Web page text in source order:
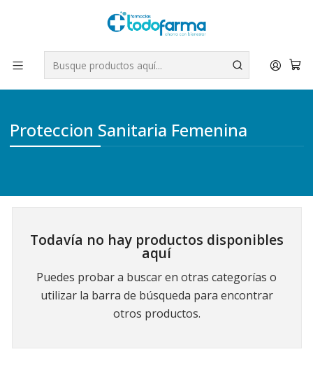
Tus compras tienen envío GRATIS por Rappi - Atención exclusiva
para Chile | WhatsApp +56
Leer más
Cuidado Personal Proteccion Sanitaria Femenina
Proteccion Sanitaria Femenina
Todavía no hay productos disponibles
aquí
Puedes probar a buscar en otras categorías o
utilizar la barra de búsqueda para encontrar
otros productos.